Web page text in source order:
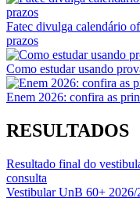
Fatec divulga calendário
prazos
Como estudar usando
Enem 2026: confira as
RESULTADOS
Resultado final do
consulta
Vestibular UnB 60+ 2026/